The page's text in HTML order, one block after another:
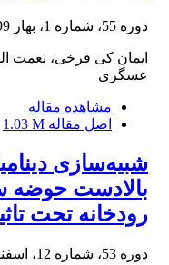
دوره 55، شماره 1، بهار 1399، صفحه
ایمان کی فرخی، نعمت
عسگری
مشاهده مقاله
اصل مقاله 1.03 M
شبیه‌سازی
بالادست حوضه
رودخانه تحت
دوره 53، شماره 12، اسفند 1401، صفحه